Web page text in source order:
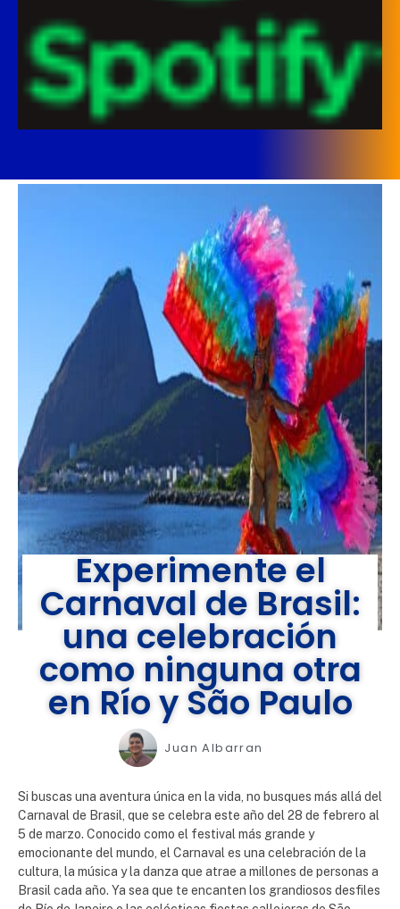
Experimente el
Carnaval de Brasil:
una celebración
como ninguna otra
en Río y São Paulo
Juan Albarran
Si buscas una aventura única en la vida, no busques más allá del
Carnaval de Brasil, que se celebra este año del 28 de febrero al
5 de marzo. Conocido como el festival más grande y
emocionante del mundo, el Carnaval es una celebración de la
cultura, la música y la danza que atrae a millones de personas a
Brasil cada año. Ya sea que te encanten los grandiosos desfiles